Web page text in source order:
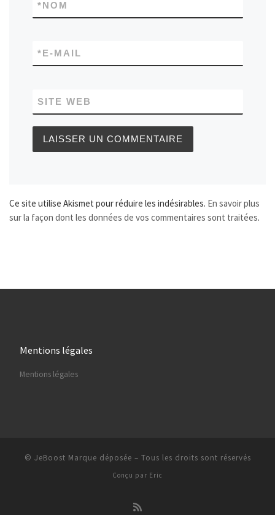
NOM
*
E-MAIL
*
SITE WEB
Ce site utilise Akismet pour réduire les indésirables. En savoir plus
sur la façon dont les données de vos commentaires sont traitées.
Mentions légales
Mentions légales
© JeBoost Marque déposée – Tous les droits sont réservés
Conçu par Eric